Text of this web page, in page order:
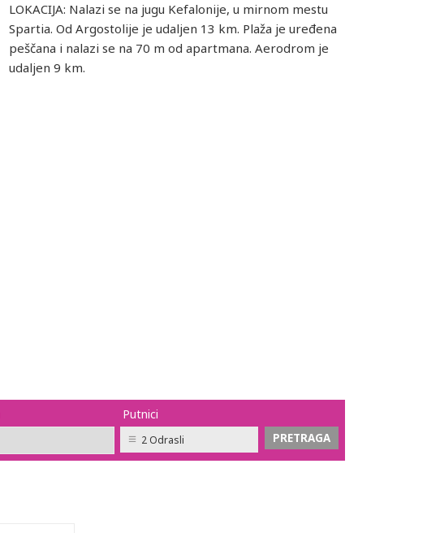
LOKACIJA: Nalazi se na jugu Kefalonije, u mirnom mestu
Spartia. Od Argostolije je udaljen 13 km. Plaža je uređena
peščana i nalazi se na 70 m od apartmana. Aerodrom je
udaljen 9 km.
Putnici
2 Odrasli